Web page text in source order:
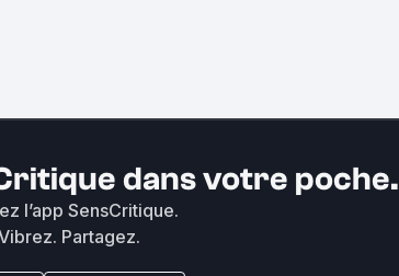
dans votre poche.
l’app SensCritique.
Partagez.